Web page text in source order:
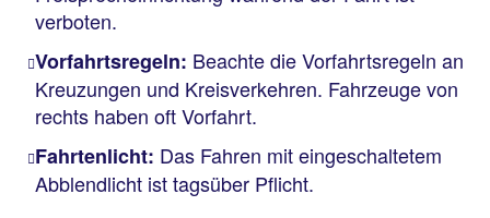
verboten.
Vorfahrtsregeln: Beachte die Vorfahrtsregeln an
Kreuzungen und Kreisverkehren. Fahrzeuge von
rechts haben oft Vorfahrt.
Fahrtenlicht: Das Fahren mit eingeschaltetem
Abblendlicht ist tagsüber Pflicht.